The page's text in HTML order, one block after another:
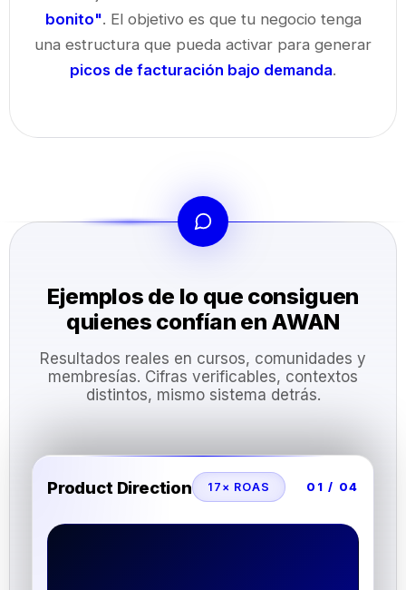
bonito". El objetivo es que tu negocio tenga
una estructura que pueda activar para generar
picos de facturación bajo demanda.
Ejemplos de lo que consiguen
quienes confían en AWAN
Resultados reales en cursos, comunidades y
membresías. Cifras verificables, contextos
distintos, mismo sistema detrás.
Product Direction 17× ROAS 01 / 04